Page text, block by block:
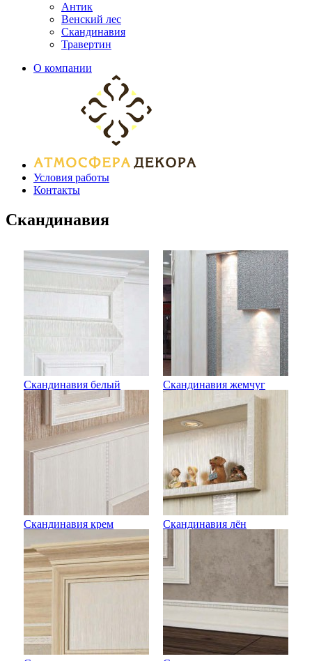
Антик
Венский лес
Скандинавия
Травертин
О компании
Условия работы
Контакты
Скандинавия
Скандинавия белый
матовый
Скандинавия жемчуг
Скандинавия крем Скандинавия лён